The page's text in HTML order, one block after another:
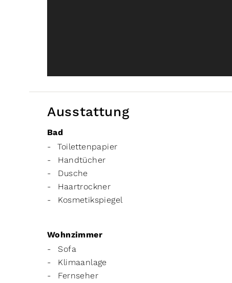
Ausstattung
Bad
Toilettenpapier
Handtücher
Dusche
Haartrockner
Kosmetikspiegel
Wohnzimmer
Sofa
Klimaanlage
Fernseher